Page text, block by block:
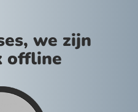
we zijn
offline